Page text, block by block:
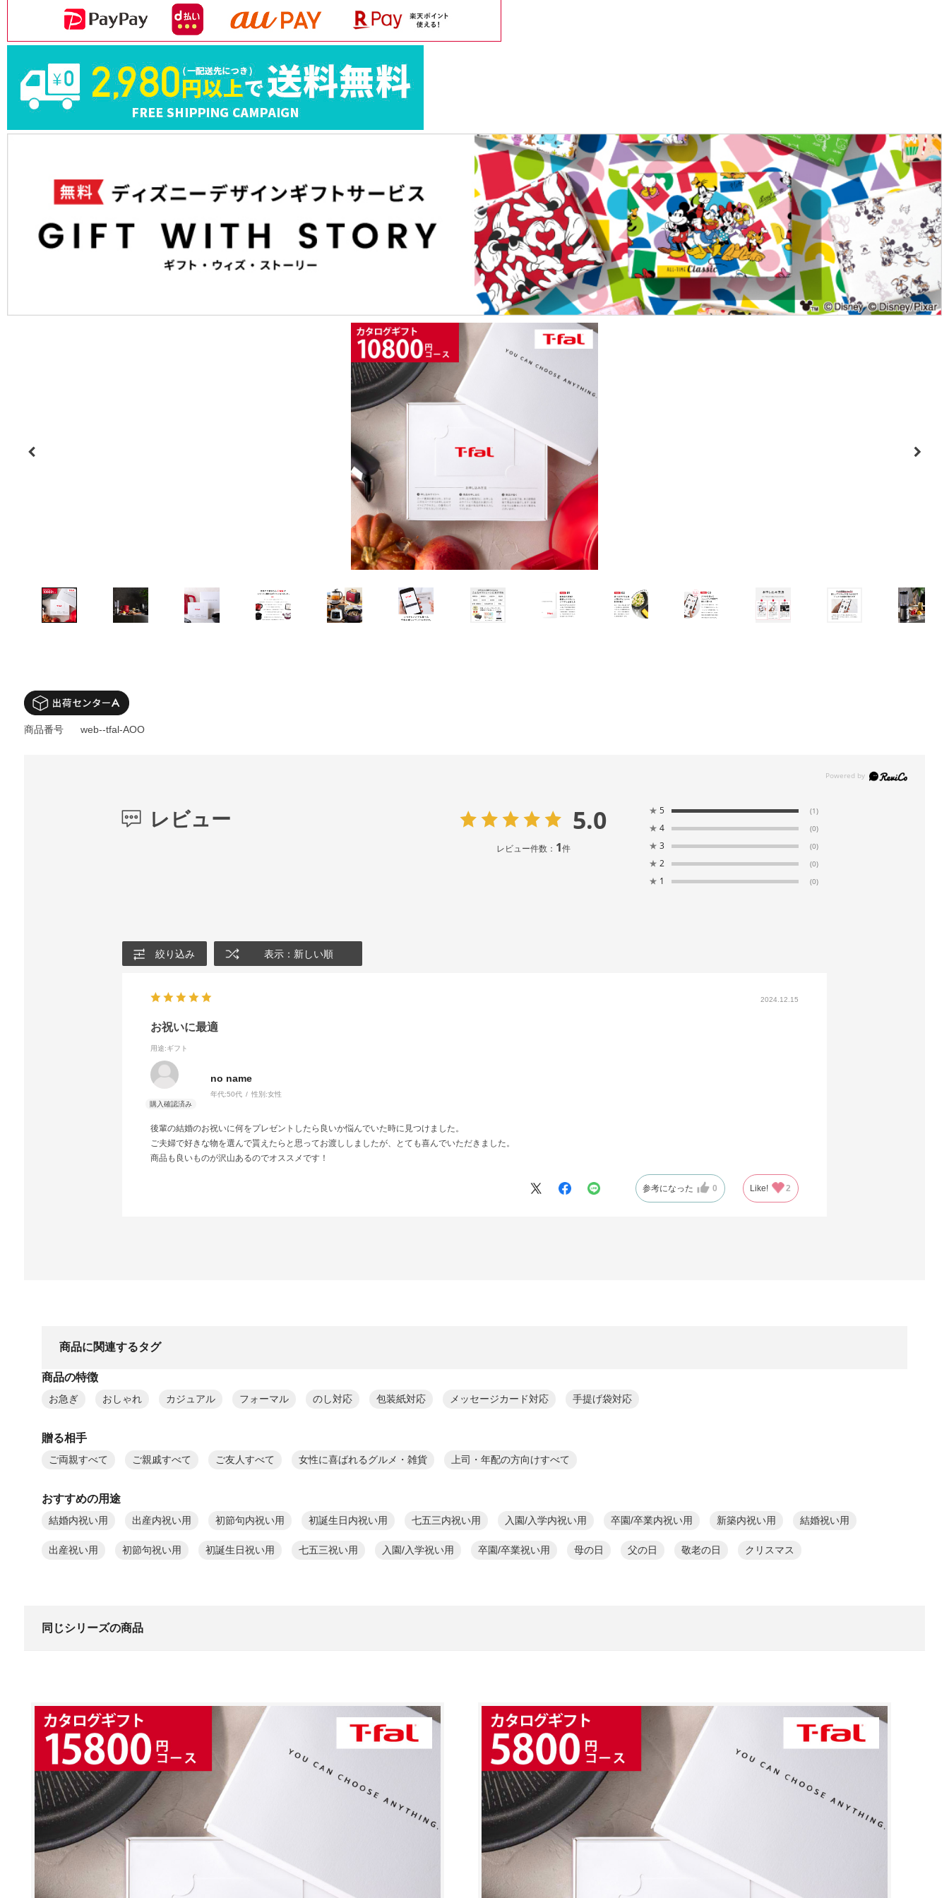
商品番号 web--tfal-AOO
レビュー 5.0
レビュー件数： 1件
★ 5 (1)
★ 4 (0)
★ 3 (0)
★ 2 (0)
★ 1 (0)
絞り込み 表示：新しい順
2024.12.15
お祝いに最適
用途:ギフト
no name
年代:50代 性別:女性
後輩の結婚のお祝いに何をプレゼントしたら良いか悩んでいた時に見つけました。
ご夫婦で好きな物を選んで貰えたらと思ってお渡ししましたが、とても喜んでいただきました。
商品も良いものが沢山あるのでオススメです！
参考になった 0 Like! 2
商品に関連するタグ
商品の特徴
お急ぎ おしゃれ カジュアル フォーマル のし対応 包装紙対応 メッセージカード対応 手提げ袋対応
贈る相手
ご両親すべて ご親戚すべて ご友人すべて 女性に喜ばれるグルメ・雑貨 上司・年配の方向けすべて
おすすめの用途
結婚内祝い用 出産内祝い用 初節句内祝い用 初誕生日内祝い用 七五三内祝い用 入園/入学内祝い用 卒園/卒業内祝い用 新築内祝い用 結婚祝い用
出産祝い用 初節句祝い用 初誕生日祝い用 七五三祝い用 入園/入学祝い用 卒園/卒業祝い用 母の日 父の日 敬老の日 クリスマス
同じシリーズの商品